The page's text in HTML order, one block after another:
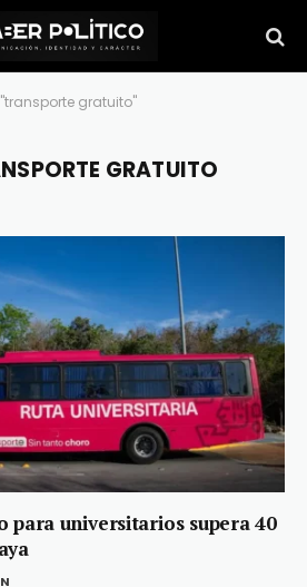
gratuito"
GRATUITO
para universitarios supera 40